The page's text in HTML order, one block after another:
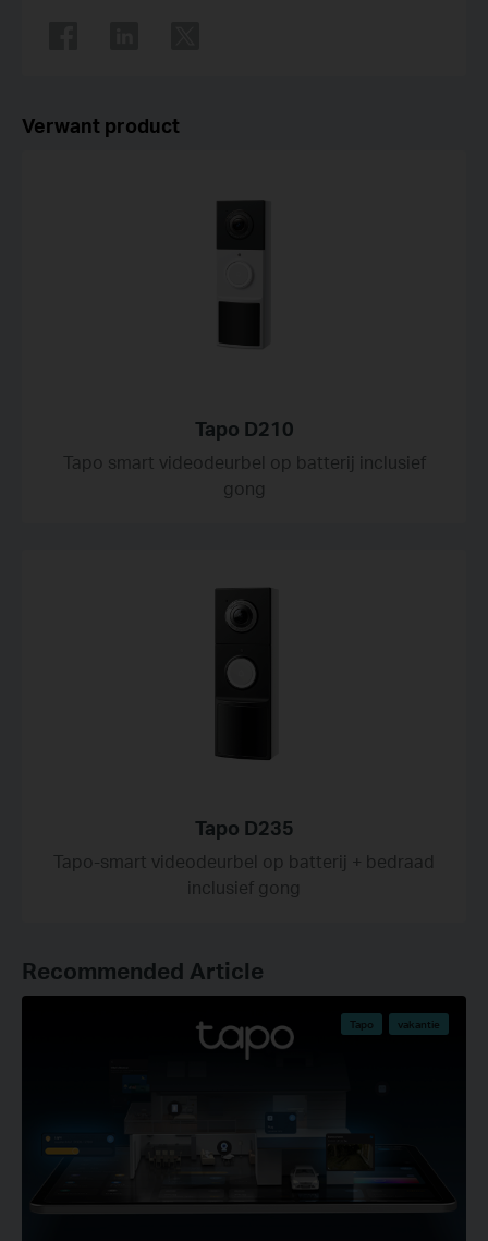
Verwant product
Tapo D210
Tapo smart videodeurbel op batterij inclusief
gong
Tapo D235
Tapo-smart videodeurbel op batterij + bedraad
inclusief gong
Recommended Article
Tapo vakantie